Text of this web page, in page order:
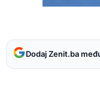
Dodaj Zenit.ba